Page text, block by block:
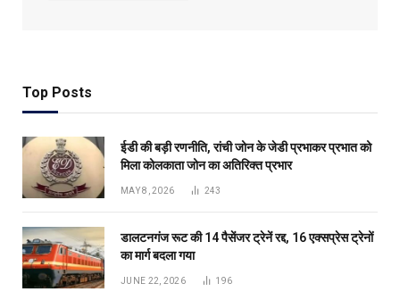
Top Posts
ईडी की बड़ी रणनीति, रांची जोन के जेडी प्रभाकर प्रभात को
मिला कोलकाता जोन का अतिरिक्त प्रभार
MAY 8, 2026 243
डालटनगंज रूट की 14 पैसेंजर ट्रेनें रद्द, 16 एक्सप्रेस ट्रेनों
का मार्ग बदला गया
JUNE 22, 2026 196